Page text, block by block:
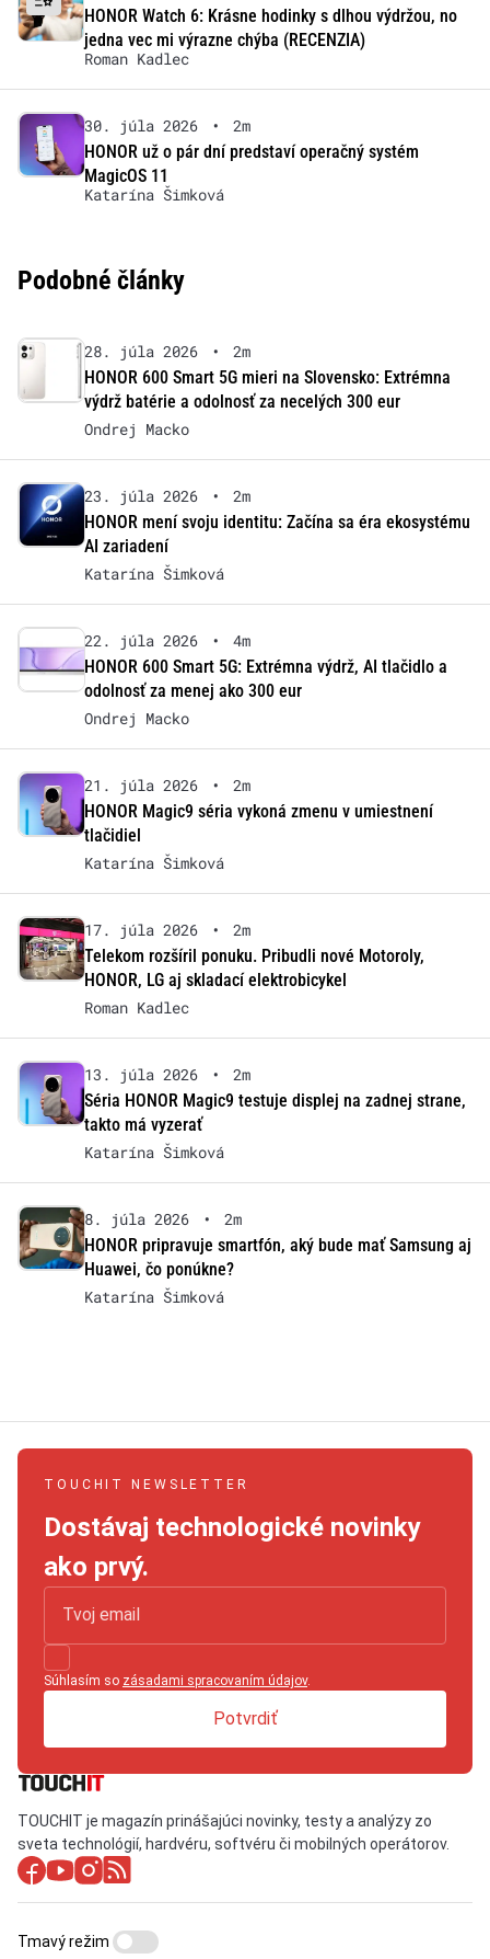
HONOR Watch 6: Krásne hodinky s dlhou výdržou, no
jedna vec mi výrazne chýba (RECENZIA)
Roman Kadlec
30. júla 2026 •
2m
HONOR už o pár dní predstaví operačný systém
MagicOS 11
Katarína Šimková
Podobné články
28. júla 2026 •
2m
HONOR 600 Smart 5G mieri na Slovensko: Extrémna
výdrž batérie a odolnosť za necelých 300 eur
Ondrej Macko
23. júla 2026 •
2m
HONOR mení svoju identitu: Začína sa éra ekosystému
AI zariadení
Katarína Šimková
22. júla 2026 •
4m
HONOR 600 Smart 5G: Extrémna výdrž, AI tlačidlo a
odolnosť za menej ako 300 eur
Ondrej Macko
21. júla 2026 •
2m
HONOR Magic9 séria vykoná zmenu v umiestnení
tlačidiel
Katarína Šimková
17. júla 2026 •
2m
Telekom rozšíril ponuku. Pribudli nové Motoroly,
HONOR, LG aj skladací elektrobicykel
Roman Kadlec
13. júla 2026 •
2m
Séria HONOR Magic9 testuje displej na zadnej strane,
takto má vyzerať
Katarína Šimková
8. júla 2026 •
2m
HONOR pripravuje smartfón, aký bude mať Samsung aj
Huawei, čo ponúkne?
Katarína Šimková
TOUCHIT NEWSLETTER
Dostávaj technologické novinky
ako prvý.
Súhlasím so zásadami spracovaním údajov.
Potvrdiť
TOUCHIT je magazín prinášajúci novinky, testy a analýzy zo
sveta technológií, hardvéru, softvéru či mobilných operátorov.
Tmavý režim